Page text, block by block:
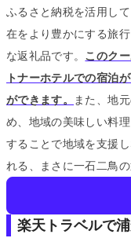
ふるさと納税を活用し
在をより豊かにする旅
な返礼品です。 このク
トナーホテルでの宿泊
ができます。
また、地
め、地域の美味しい料
することで地域を支援
れる、まさに一石二鳥の
楽天トラベルで